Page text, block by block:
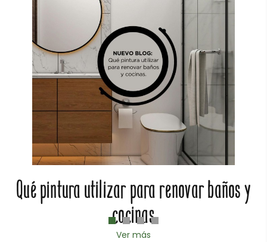
Qué pintura utilizar para renovar baños y
cocinas
Ver más